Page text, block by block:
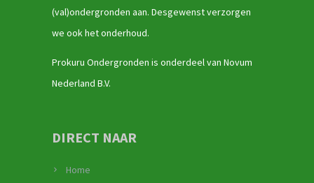
(val)ondergronden aan. Desgewenst verzorgen
we ook het onderhoud.
Prokuru Ondergronden is onderdeel van Novum
Nederland B.V.
DIRECT NAAR
Home